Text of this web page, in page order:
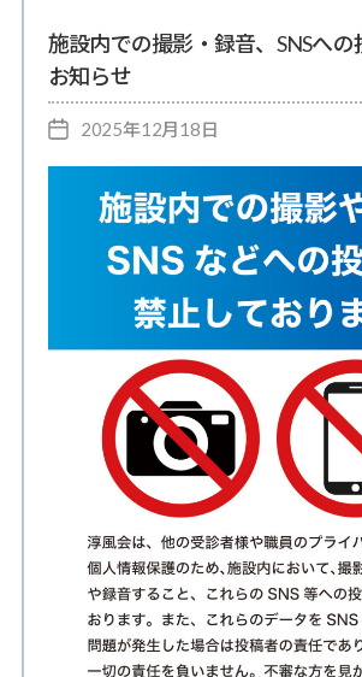
ー
施設内での撮影・録音、SNSへの
お知らせ
投
2025年12月18日